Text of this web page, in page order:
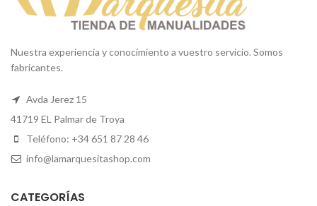
Nuestra experiencia y conocimiento a vuestro servicio. Somos
fabricantes.
Avda Jerez 15
41719 EL Palmar de Troya
Teléfono: +34 651 87 28 46
info@lamarquesitashop.com
CATEGORÍAS